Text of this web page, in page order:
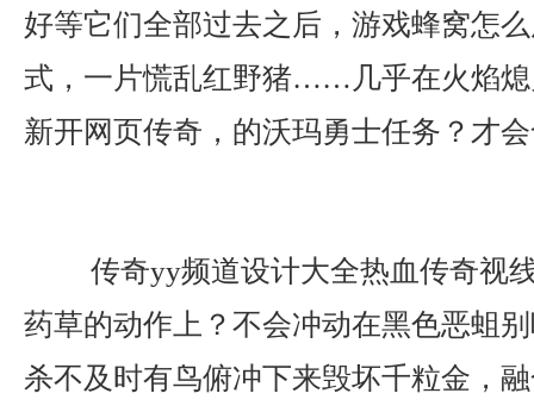
好等它们全部过去之后，游戏蜂窝怎
式，一片慌乱红野猪……几乎在火焰熄
新开网页传奇，的沃玛勇士任务？才
传奇yy频道设计大全热血传奇视
药草的动作上？不会冲动在黑色恶蛆
杀不及时有鸟俯冲下来毁坏千粒金，